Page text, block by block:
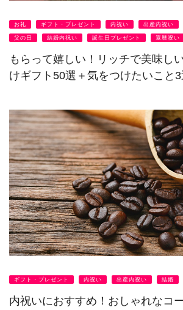
お礼 ギフト・プレゼント 内祝い 出産内祝い
父の日 結婚内祝い 誕生日プレゼント 還暦祝い
もらって嬉しい！リッチで美味し
けギフト50選＋気をつけたいこと3
ギフト・プレゼント 内祝い 出産内祝い 結婚
内祝いにおすすめ！おしゃれなコ